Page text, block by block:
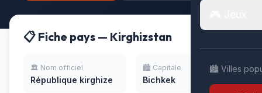
🏙️ Villes
📋 Fiche pays — Kirghizstan
🏛️ Nom officiel
République kirghize
🏙️ Capitale
Bichkek